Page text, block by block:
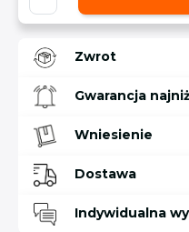
Zwrot
Gwarancja
Wniesienie
Dostawa
Indywidualna